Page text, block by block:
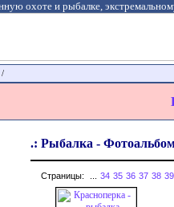
охоте и рыбалке,
/
.: Рыбалка -
Страницы: 34 35 36 37 38 39